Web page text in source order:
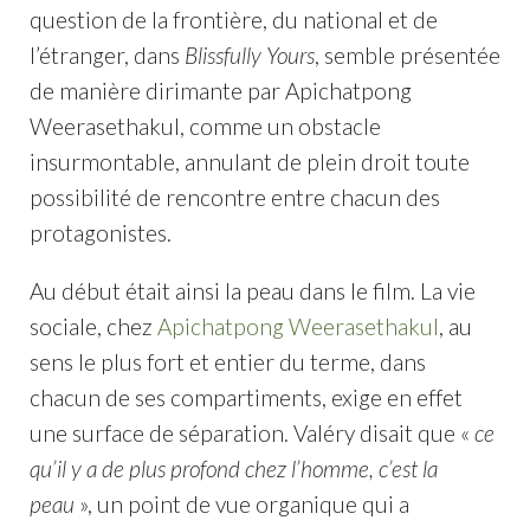
question de la frontière, du national et de
l’étranger, dans Blissfully Yours, semble présentée
de manière dirimante par Apichatpong
Weerasethakul, comme un obstacle
insurmontable, annulant de plein droit toute
possibilité de rencontre entre chacun des
protagonistes.
Au début était ainsi la peau dans le film. La vie
sociale, chez Apichatpong Weerasethakul, au
sens le plus fort et entier du terme, dans
chacun de ses compartiments, exige en effet
une surface de séparation. Valéry disait que « ce
qu’il y a de plus profond chez l’homme, c’est la
peau », un point de vue organique qui a